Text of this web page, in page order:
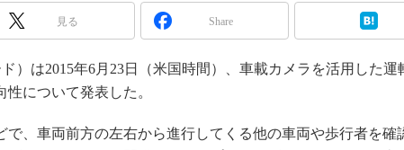
EdgeTech+
ISO26262
無償設計ツール
デジタルツインとCAE
見る Share
）は2015年6月23日（米国時間）、車載カメラを活用した運
について発表した。
、車両前方の左右から進行してくる他の車両や歩行者を確